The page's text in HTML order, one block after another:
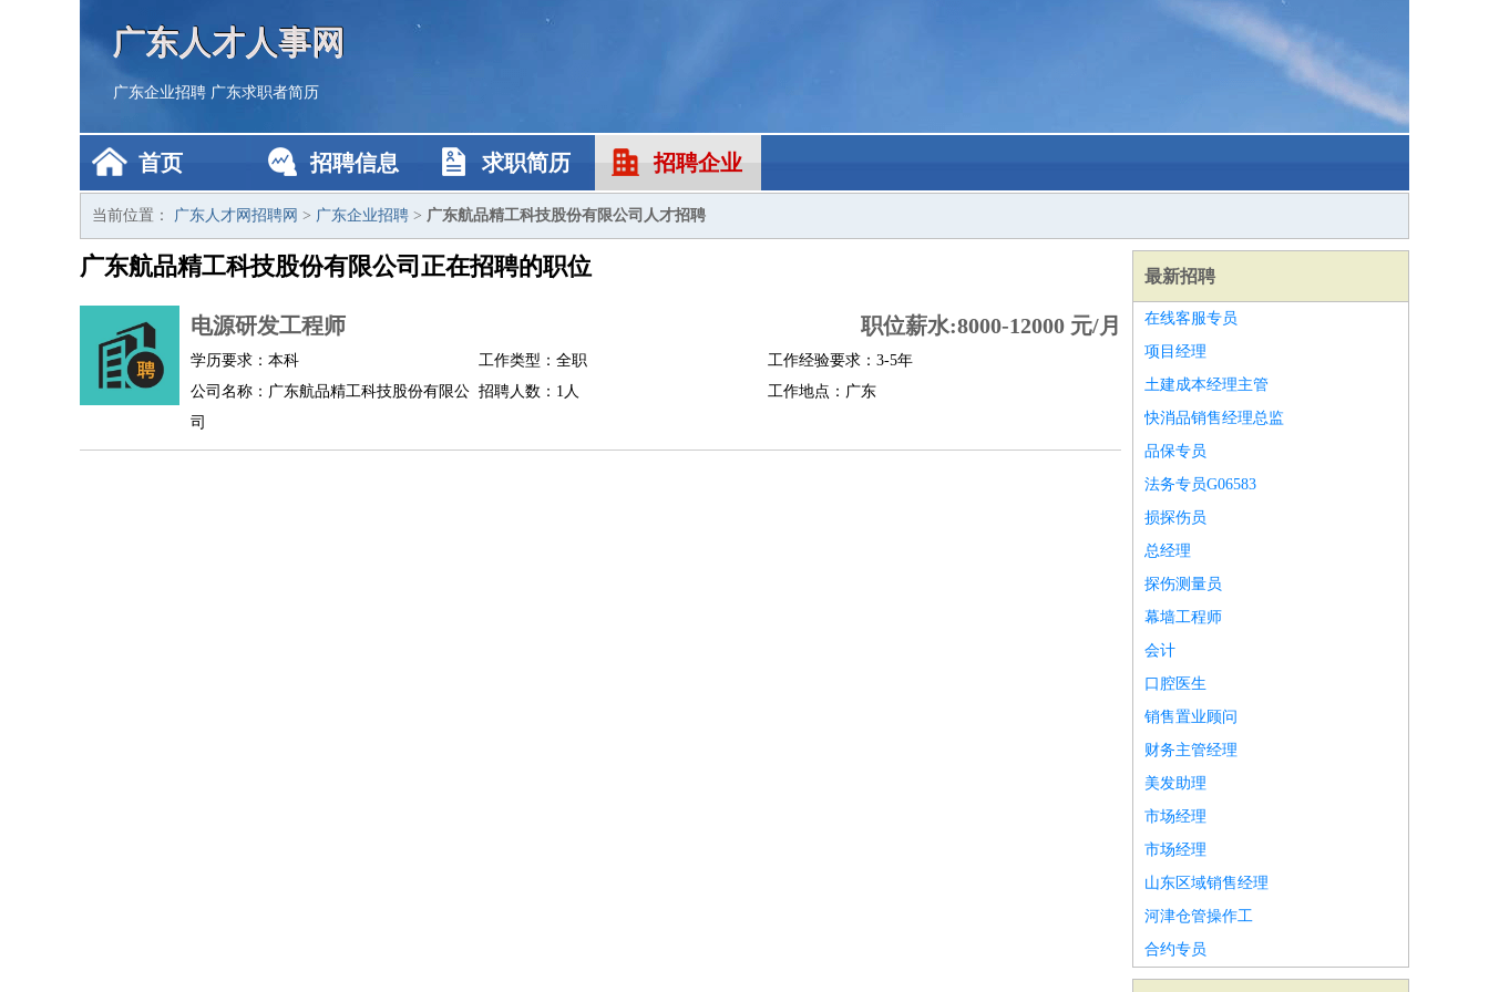
广东人才人事网
广东企业招聘 广东求职者简历
首页 招聘信息 求职简历 招聘企业
当前位置： 广东人才网招聘网 > 广东企业招聘 > 广东航品精工科技股份有限公司人才招聘
广东航品精工科技股份有限公司正在招聘的职位
电源研发工程师 职位薪水:8000-12000 元/月
学历要求：本科 工作类型：全职
工作经验要求：3-5年
公司名称：广东航品精工科技股份有限公
司
招聘人数：1人 工作地点：广东
最新招聘
在线客服专员
项目经理
土建成本经理主管
快消品销售经理总监
品保专员
法务专员G06583
损探伤员
总经理
探伤测量员
幕墙工程师
会计
口腔医生
销售置业顾问
财务主管经理
美发助理
市场经理
市场经理
山东区域销售经理
河津仓管操作工
合约专员